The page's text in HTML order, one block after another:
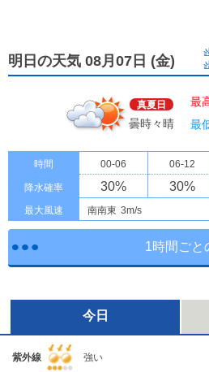
明日の天気 08月07日 (金)
真夏日
曇時々晴
最
最
時間 00-06 06-12
降水確率 30% 30%
最大風速 南南東 3m/s
1時間ごと
今日
紫外線 強い